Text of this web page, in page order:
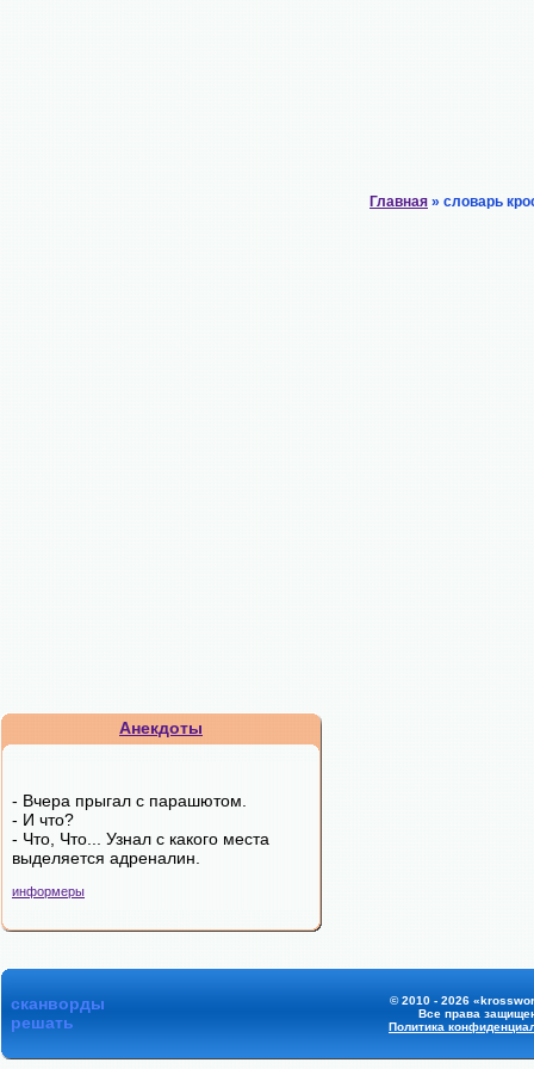
Анекдоты
- Вчера прыгал с парашютом.
- И что?
- Что, Что... Узнал с какого места
выделяется адреналин.
информеры
Главная » словарь
сканворды
решать
© 2010 - 2026
Все права
Политика